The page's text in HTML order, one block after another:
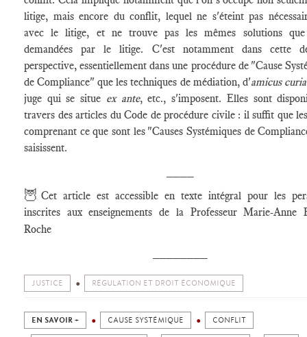
litige, mais encore du conflit, lequel ne s'éteint pas
avec le litige, et ne trouve pas les mêmes solutions que
demandées par le litige. C'est notamment dans cette
perspective, essentiellement dans une procédure de "Cause
de Compliance" que les techniques de médiation, d'amicus
juge qui se situe ex ante, etc., s'imposent. Elles sont
travers des articles du Code de procédure civile : il suffit que
comprenant ce que sont les "Causes Systémiques de
saisissent.
🦉 Cet article est accessible en texte intégral pour les
inscrites aux enseignements de la Professeur Marie-Anne
Roche
JUSTICE RÉGULATION ET DROIT ÉCONOMIQUE
EN SAVOIR + CAUSE SYSTÉMIQUE CONFLIT